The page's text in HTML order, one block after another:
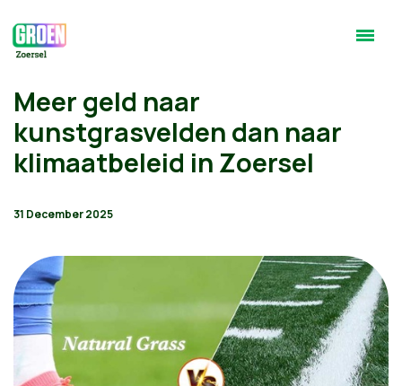
Meer geld naar
kunstgrasvelden dan naar
klimaatbeleid in Zoersel
31 December 2025